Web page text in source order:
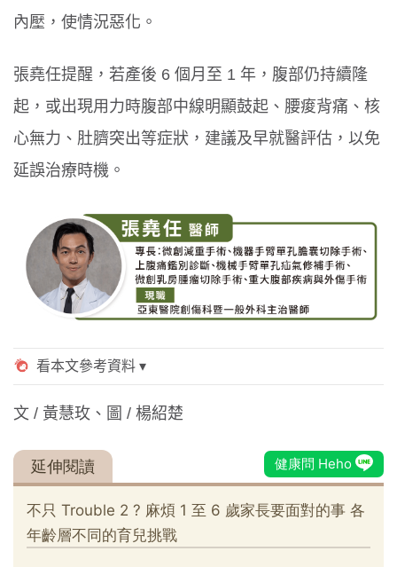
內壓，使情況惡化。
張堯任提醒，若產後 6 個月至 1 年，腹部仍持續隆
起，或出現用力時腹部中線明顯鼓起、腰痠背痛、核
心無力、肚臍突出等症狀，建議及早就醫評估，以免
延誤治療時機。
文 / 黃慧玫、圖 / 楊紹楚